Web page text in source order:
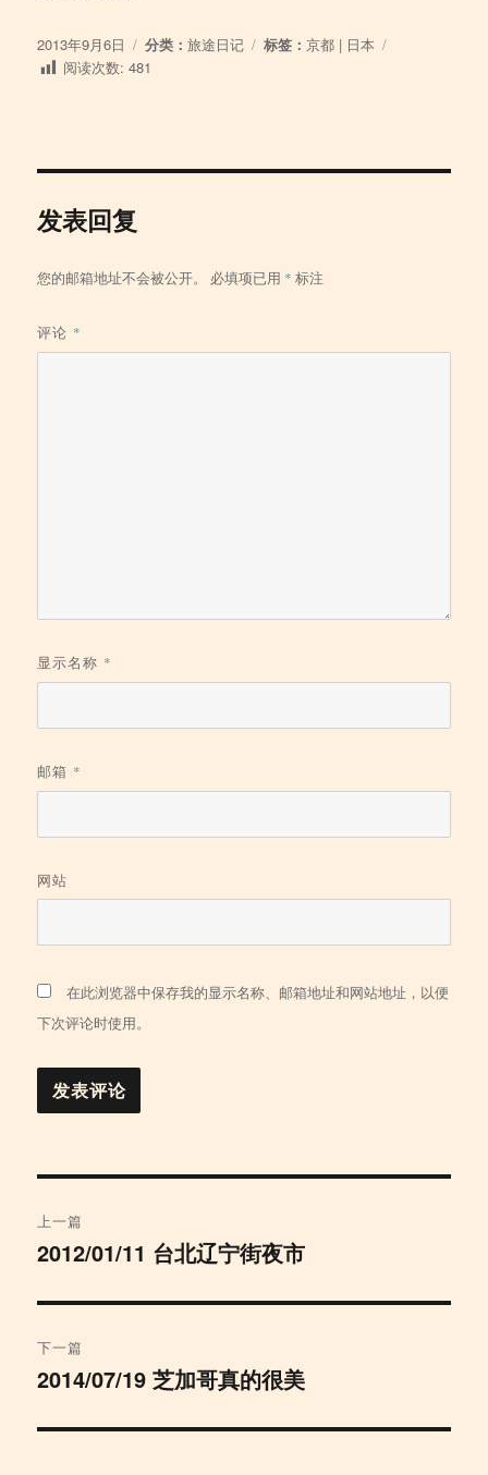
发
布
2013年9月6日
分
类
分类：旅途日记
标
标签：京都 | 日本
阅读次数: 481
发表回复
您的邮箱地址不会被公开。 必填项已用 * 标注
评论 *
显示名称 *
邮箱 *
网站
在此浏览器中保存我的显示名称、邮箱地址和网站地址，以便
下次评论时使用。
章
导
航
上一篇
上
章：
2012/01/11 台北辽宁街夜市
下一篇
下
2014/07/19 芝加哥真的很美